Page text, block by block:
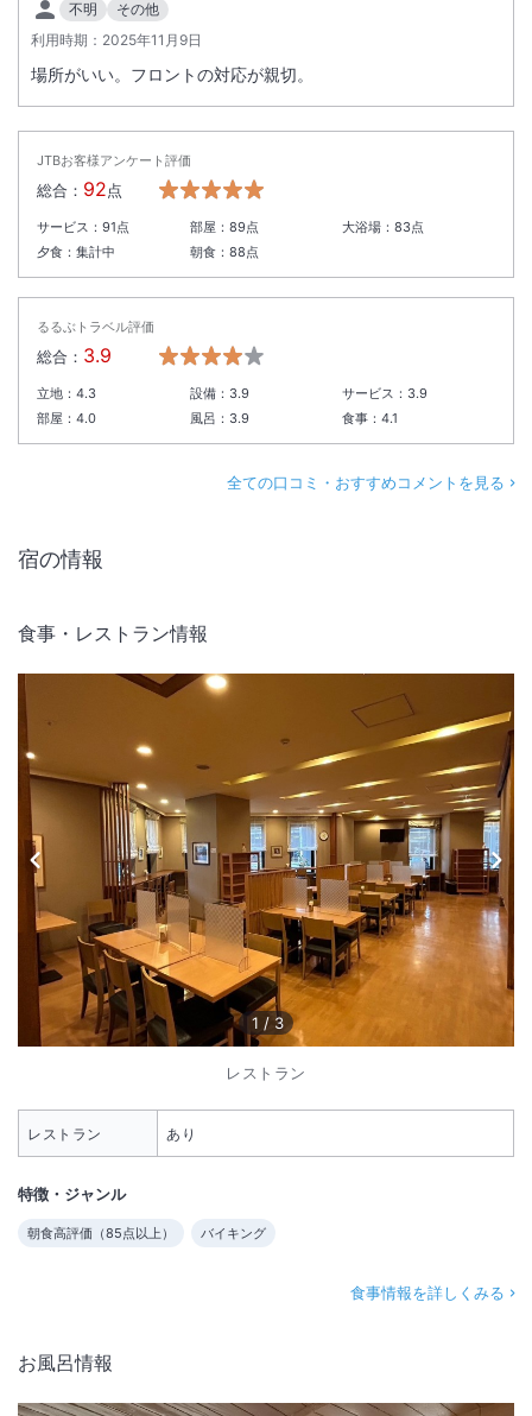
不明
その他
利用時期： 2025年11月9日
場所がいい。フロントの対応が親切。
JTBお客様アンケート評価
総合： 92点
サービス： 91点 部屋： 89点 大浴場：83点
夕食： 集計中 朝食： 88点
るるぶトラベル評価
総合： 3.9
立地： 4.3 設備： 3.9 サービス： 3.9
部屋： 4.0 風呂： 3.9 食事：4.1
全ての口コミ・おすすめコメントを見る
宿の情報
食事・レストラン情報
1 / 3
レストラン
レストラン あり
特徴・ジャンル
朝食高評価（85点以上） バイキング
食事情報を詳しくみる
お風呂情報